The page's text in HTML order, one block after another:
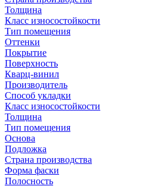
Толщина
Класс износостойкости
Тип помещения
Оттенки
Покрытие
Поверхность
Кварц-винил
Производитель
Способ укладки
Класс износостойкости
Толщина
Тип помещения
Основа
Подложка
Страна производства
Форма фаски
Полосность